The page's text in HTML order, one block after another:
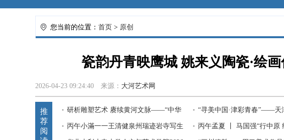
您当前的位置： 首页 > 原创
瓷韵丹青映鹰城 姚来义陶瓷·绘
2026-04-23 09:24:40 来源： 大河艺术网
推
荐
阅
研析雕塑艺术 赓续黄河文脉——“中华
魂”大型主题群雕学术研讨
“寻美中国·津彩青春”——天
术家全国巡展（郑州站）在河
丙午小滿一一王清健泉州瑞迹岩寺写生 丙午孟夏 丨 马国强“行中原